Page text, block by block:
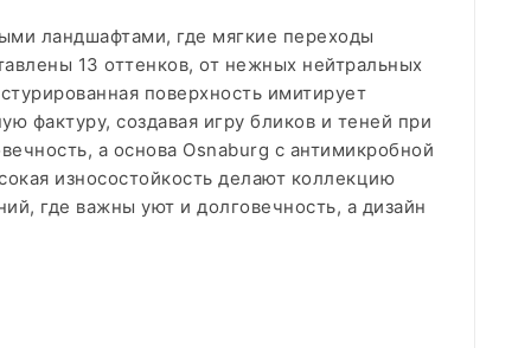
ландшафтами, где мягкие переходы
13 оттенков, от нежных нейтральных
поверхность имитирует
фактуру, создавая игру бликов и теней при
а основа Osnaburg с антимикробной
износостойкость делают коллекцию
где важны уют и долговечность, а дизайн